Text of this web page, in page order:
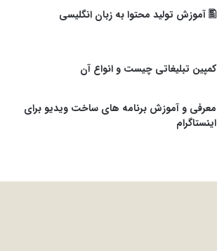
🖺 آموزش تولید محتوا به زبان انگلیسی
کمپین تبلیغاتی چیست و انواع آن
معرفی و آموزش برنامه های ساخت ویدیو برای
اینستاگرام